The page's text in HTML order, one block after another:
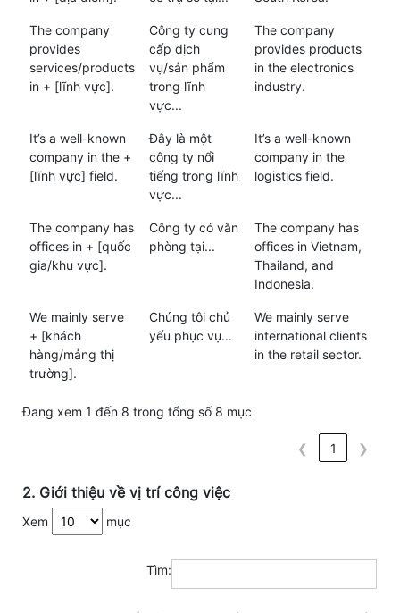
The company
provides
services/products
in + [lĩnh vực].
Công ty cung
cấp dịch
vụ/sản phẩm
trong lĩnh
vực...
The company
provides products
in the electronics
industry.
It’s a well-known
company in the +
[lĩnh vực] field.
Đây là một
công ty nổi
tiếng trong lĩnh
vực...
It’s a well-known
company in the
logistics field.
The company has
offices in + [quốc
gia/khu vực].
Công ty có văn
phòng tại...
The company has
offices in Vietnam,
Thailand, and
Indonesia.
We mainly serve
+ [khách
hàng/mảng thị
trường].
Chúng tôi chủ
yếu phục vụ...
We mainly serve
international clients
in the retail sector.
Đang xem 1 đến 8 trong tổng số 8 mục
❮ 1 ❯
2. Giới thiệu về vị trí công việc
Xem mục
Tìm: